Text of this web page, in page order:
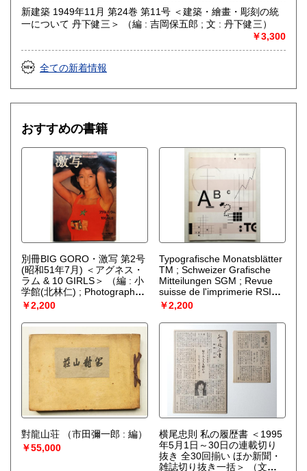
新建築 1949年11月 第24巻 第11号 ＜建築・繪畫・彫刻の統
一について 丹下健三＞ （編 : 吉岡保五郎 ; 文 : 丹下健三）
￥3,300
全ての新着情報
おすすめの書籍
別冊BIG GORO・激写 第2号
(昭和51年7月) ＜アグネス・
ラム & 10 GIRLS＞
（編 : 小
学館(北林仁) ; Photographer
篠山紀信 Art Director 鶴本正
三 Song Writer 浜口庫之助
Layout ツルモトルーム
Copywrite 中島敏一）
￥2,200
Typografische Monatsblätter
TM ; Schweizer Grafische
Mitteilungen SGM ; Revue
suisse de l'imprimerie RSI
Nr. 2 1979
Pierre）
￥2,200
對龍山荘
（市田彌一郎 : 編）
￥55,000
横尾忠則 私の履歴書 ＜1995
年5月1日～30日の連載切り
抜き 全30回揃い ほか新聞・
雑誌切り抜き一括＞
（文・